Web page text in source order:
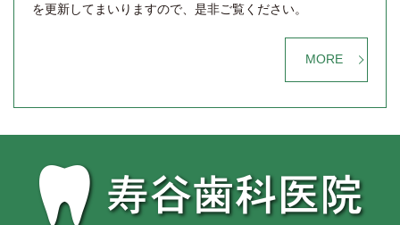
を更新してまいりますので、是非ご覧ください。
MORE